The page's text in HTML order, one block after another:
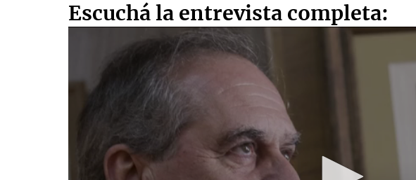
Escuchá la entrevista completa: